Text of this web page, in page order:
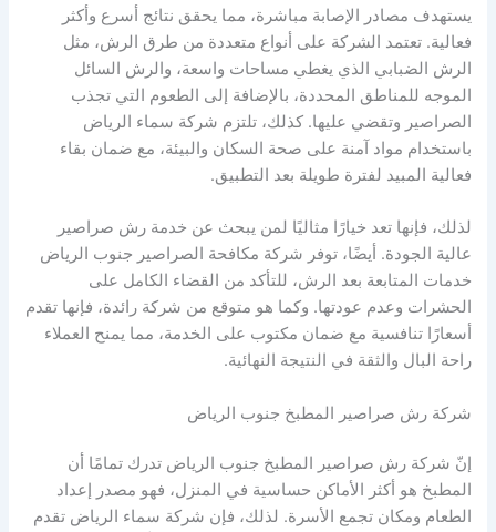
يستهدف مصادر الإصابة مباشرة، مما يحقق نتائج أسرع وأكثر
فعالية. تعتمد الشركة على أنواع متعددة من طرق الرش، مثل
الرش الضبابي الذي يغطي مساحات واسعة، والرش السائل
الموجه للمناطق المحددة، بالإضافة إلى الطعوم التي تجذب
الصراصير وتقضي عليها. كذلك، تلتزم شركة سماء الرياض
باستخدام مواد آمنة على صحة السكان والبيئة، مع ضمان بقاء
فعالية المبيد لفترة طويلة بعد التطبيق.
لذلك، فإنها تعد خيارًا مثاليًا لمن يبحث عن خدمة رش صراصير
عالية الجودة. أيضًا، توفر شركة مكافحة الصراصير جنوب الرياض
خدمات المتابعة بعد الرش، للتأكد من القضاء الكامل على
الحشرات وعدم عودتها. وكما هو متوقع من شركة رائدة، فإنها تقدم
أسعارًا تنافسية مع ضمان مكتوب على الخدمة، مما يمنح العملاء
راحة البال والثقة في النتيجة النهائية.
شركة رش صراصير المطبخ جنوب الرياض
إنّ شركة رش صراصير المطبخ جنوب الرياض تدرك تمامًا أن
المطبخ هو أكثر الأماكن حساسية في المنزل، فهو مصدر إعداد
الطعام ومكان تجمع الأسرة. لذلك، فإن شركة سماء الرياض تقدم